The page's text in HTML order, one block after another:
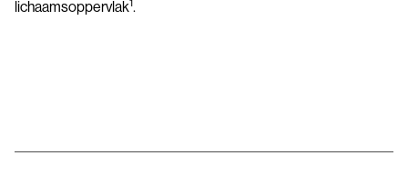
lichaamsoppervlak1.